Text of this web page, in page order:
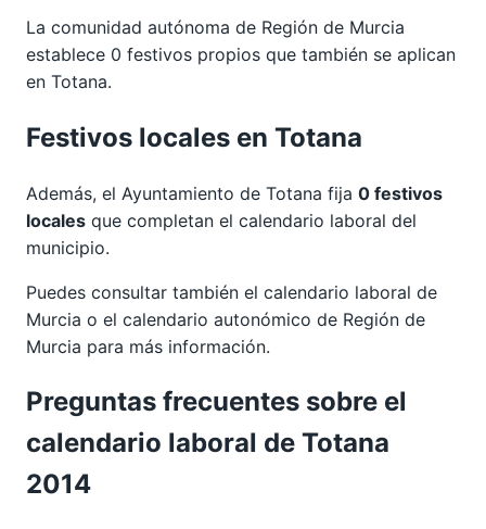
La comunidad autónoma de Región de Murcia
establece 0 festivos propios que también se aplican
en Totana.
Festivos locales en Totana
Además, el Ayuntamiento de Totana fija 0 festivos
locales que completan el calendario laboral del
municipio.
Puedes consultar también el calendario laboral de
Murcia o el calendario autonómico de Región de
Murcia para más información.
Preguntas frecuentes sobre el
calendario laboral de Totana
2014